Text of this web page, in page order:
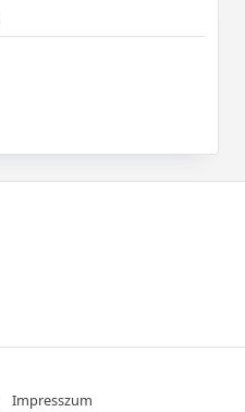
Impresszum